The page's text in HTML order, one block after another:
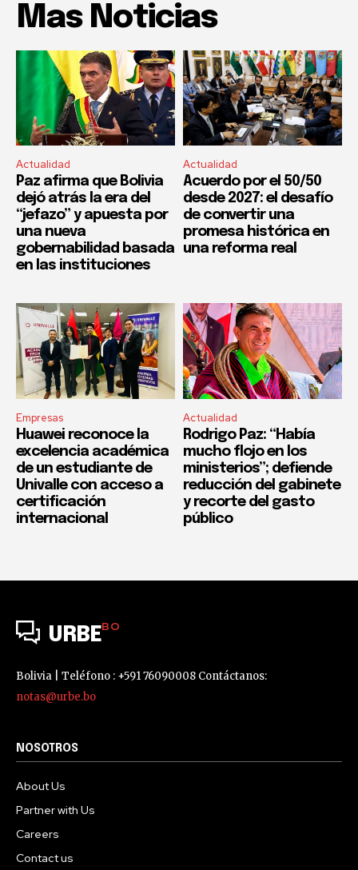
Mas Noticias
Actualidad
Paz afirma que Bolivia
dejó atrás la era del
“jefazo” y apuesta por
una nueva
gobernabilidad basada
en las instituciones
Actualidad
Acuerdo por el 50/50
desde 2027: el desafío
de convertir una
promesa histórica en
una reforma real
Empresas
Huawei reconoce la
excelencia académica
de un estudiante de
Univalle con acceso a
certificación
internacional
Actualidad
Rodrigo Paz: “Había
mucho flojo en los
ministerios”; defiende
reducción del gabinete
y recorte del gasto
público
URBEBO
Bolivia | Teléfono : +591 76090008 Contáctanos:
notas@urbe.bo
NOSOTROS
About Us
Partner with Us
Careers
Contact us